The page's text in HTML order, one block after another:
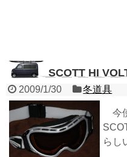
SCOTT HI
2009/1/30 冬道具
今
らし